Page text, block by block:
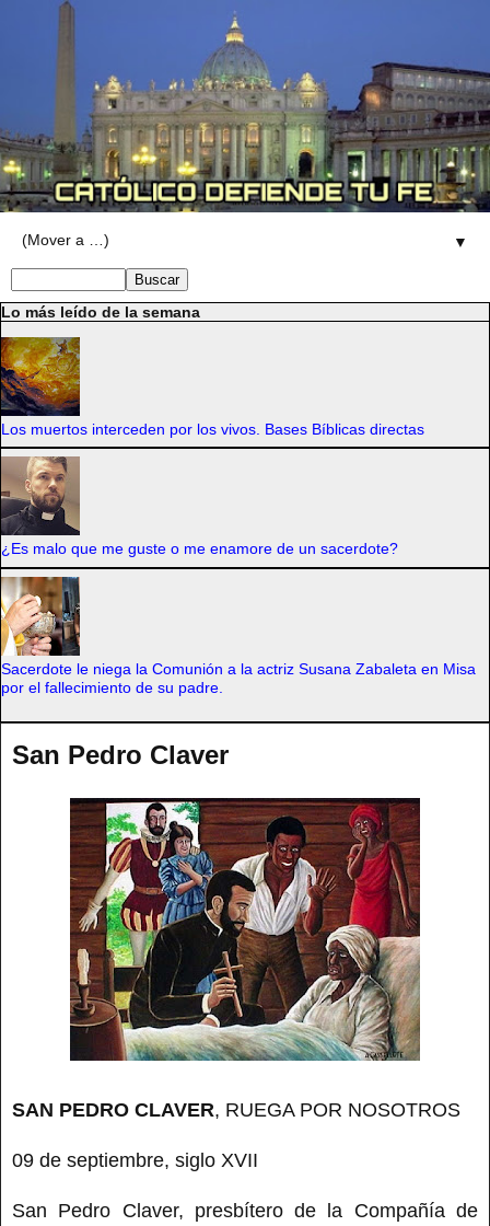
▼
Lo más leído de la semana
Los muertos interceden por los vivos. Bases Bíblicas directas
¿Es malo que me guste o me enamore de un sacerdote?
Sacerdote le niega la Comunión a la actriz Susana Zabaleta en Misa
por el fallecimiento de su padre.
San Pedro Claver
SAN PEDRO CLAVER, RUEGA POR NOSOTROS
09 de septiembre, siglo XVII
San Pedro Claver, presbítero de la Compañía de